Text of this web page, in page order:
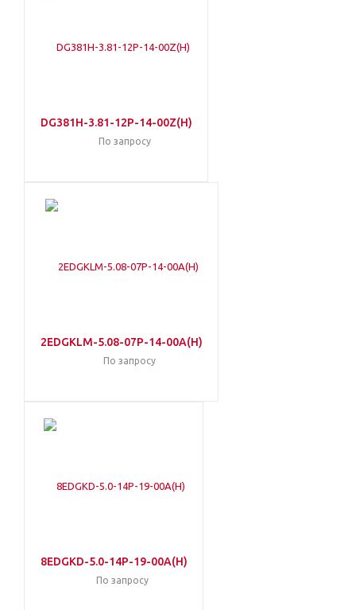
DG381H-3.81-12P-14-00Z(H)
По запросу
2EDGKLM-5.08-07P-14-00A(H)
По запросу
8EDGKD-5.0-14P-19-00A(H)
По запросу